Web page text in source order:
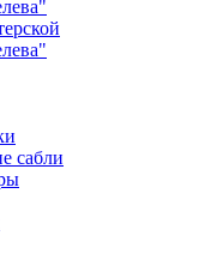
сабли